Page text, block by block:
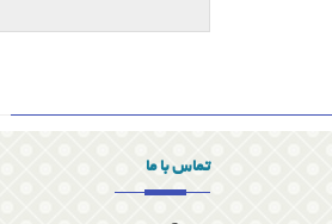
تماس با ما